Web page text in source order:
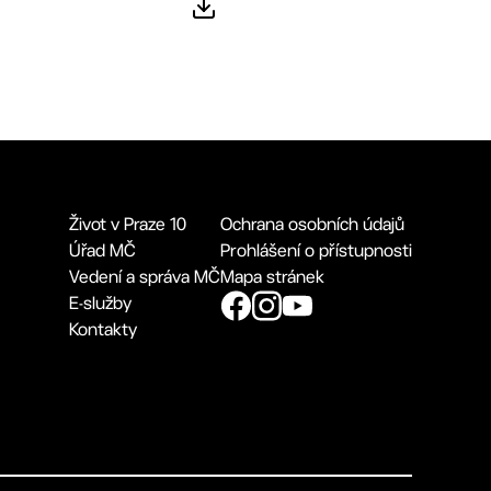
Život v Praze 10
Úřad MČ
Vedení a správa MČ
E-služby
Kontakty
Ochrana osobních údajů
Prohlášení o přístupnosti
Mapa stránek